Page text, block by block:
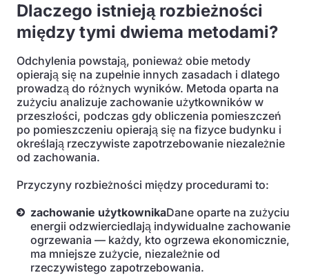
Dlaczego istnieją rozbieżności
między tymi dwiema metodami?
Odchylenia powstają, ponieważ obie metody
opierają się na zupełnie innych zasadach i dlatego
prowadzą do różnych wyników. Metoda oparta na
zużyciu analizuje zachowanie użytkowników w
przeszłości, podczas gdy obliczenia pomieszczeń
po pomieszczeniu opierają się na fizyce budynku i
określają rzeczywiste zapotrzebowanie niezależnie
od zachowania.
Przyczyny rozbieżności między procedurami to:
zachowanie użytkownikaDane oparte na zużyciu
energii odzwierciedlają indywidualne zachowanie
ogrzewania — każdy, kto ogrzewa ekonomicznie,
ma mniejsze zużycie, niezależnie od
rzeczywistego zapotrzebowania.